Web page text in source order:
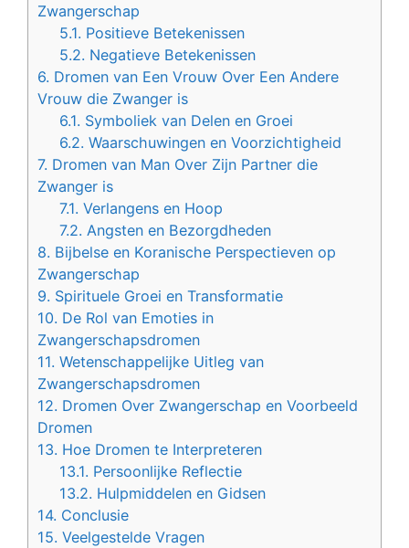
Zwangerschap
5.1. Positieve Betekenissen
5.2. Negatieve Betekenissen
6. Dromen van Een Vrouw Over Een Andere
Vrouw die Zwanger is
6.1. Symboliek van Delen en Groei
6.2. Waarschuwingen en Voorzichtigheid
7. Dromen van Man Over Zijn Partner die
Zwanger is
7.1. Verlangens en Hoop
7.2. Angsten en Bezorgdheden
8. Bijbelse en Koranische Perspectieven op
Zwangerschap
9. Spirituele Groei en Transformatie
10. De Rol van Emoties in
Zwangerschapsdromen
11. Wetenschappelijke Uitleg van
Zwangerschapsdromen
12. Dromen Over Zwangerschap en Voorbeeld
Dromen
13. Hoe Dromen te Interpreteren
13.1. Persoonlijke Reflectie
13.2. Hulpmiddelen en Gidsen
14. Conclusie
15. Veelgestelde Vragen